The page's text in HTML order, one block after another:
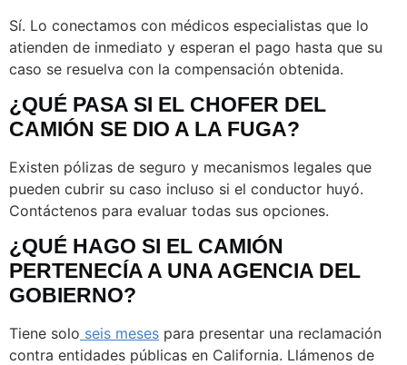
Sí. Lo conectamos con médicos especialistas que lo
atienden de inmediato y esperan el pago hasta que su
caso se resuelva con la compensación obtenida.
¿QUÉ PASA SI EL CHOFER DEL
CAMIÓN SE DIO A LA FUGA?
Existen pólizas de seguro y mecanismos legales que
pueden cubrir su caso incluso si el conductor huyó.
Contáctenos para evaluar todas sus opciones.
¿QUÉ HAGO SI EL CAMIÓN
PERTENECÍA A UNA AGENCIA DEL
GOBIERNO?
Tiene solo seis meses para presentar una reclamación
contra entidades públicas en California. Llámenos de